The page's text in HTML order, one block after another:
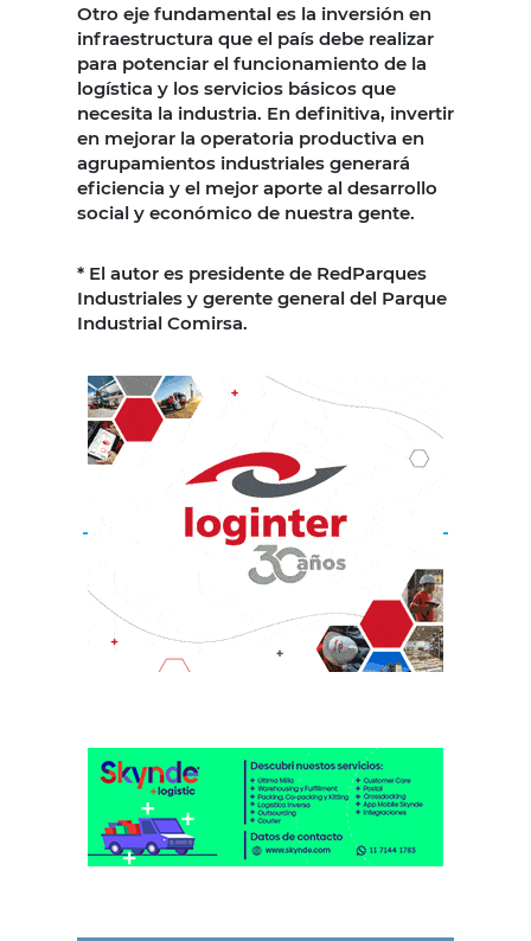
Otro eje fundamental es la inversión en
infraestructura que el país debe realizar
para potenciar el funcionamiento de la
logística y los servicios básicos que
necesita la industria. En definitiva, invertir
en mejorar la operatoria productiva en
agrupamientos industriales generará
eficiencia y el mejor aporte al desarrollo
social y económico de nuestra gente.
* El autor es presidente de RedParques
Industriales y gerente general del Parque
Industrial Comirsa.